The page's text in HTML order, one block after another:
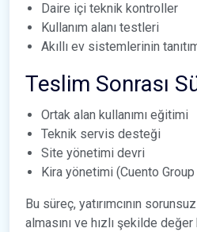
Daire içi teknik kontroller
Kullanım alanı testleri
Akıllı ev sistemlerinin
Teslim Sonrası
Ortak alan kullanımı eğitimi
Teknik servis desteği
Site yönetimi devri
Kira yönetimi (Cuento
Bu süreç, yatırımcının
almasını ve hızlı şekilde